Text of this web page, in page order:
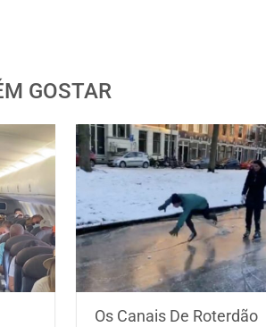
GOSTAR
Os Canais De Roterdão